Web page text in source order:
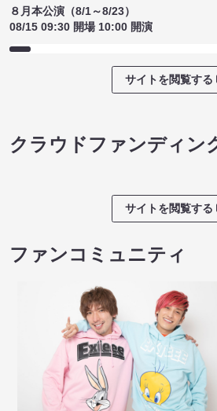
８月本公演（8/1～8/23）
08/15 09:30 開場 10:00 開演
サイトを閲覧する
クラウドファンディン
サイトを閲覧する
ファンコミュニティ